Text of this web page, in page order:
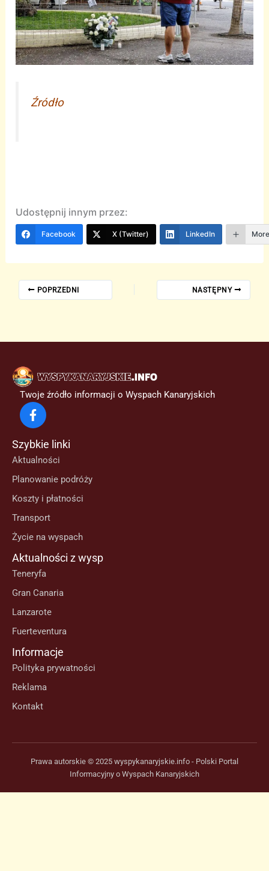
Źródło
Udostępnij innym przez:
Facebook X (Twitter) LinkedIn
POPRZEDNI NASTĘPNY
Twoje źródło informacji o Wyspach Kanaryjskich
Szybkie linki
Aktualności
Planowanie podróży
Koszty i płatności
Transport
Życie na wyspach
Aktualności z wysp
Teneryfa
Gran Canaria
Lanzarote
Fuerteventura
Informacje
Polityka prywatności
Reklama
Kontakt
Prawa autorskie © 2025 wyspykanaryjskie.info - Polski Portal
Informacyjny o Wyspach Kanaryjskich